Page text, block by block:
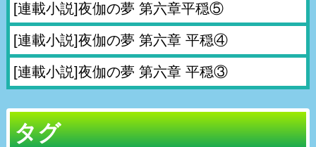
[連載小説]夜伽の夢 第六章平穏⑤
[連載小説]夜伽の夢 第六章 平穏④
[連載小説]夜伽の夢 第六章 平穏③
タグ